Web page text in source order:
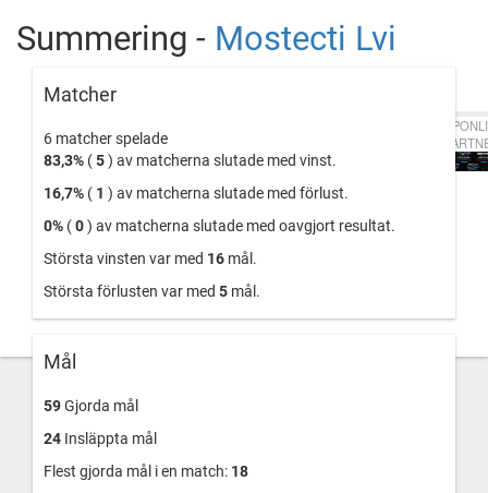
Summering - Mostecti Lvi
Matcher
6 matcher spelade
83,3% (5) av matcherna slutade med vinst.
16,7% ( 1 ) av matcherna slutade med förlust.
0% (0) av matcherna slutade med oavgjort resultat.
Största vinsten var med 16 mål.
Största förlusten var med 5 mål.
Mål
59Gjorda mål
24 Insläppta mål
Flest gjorda mål i en match: 18